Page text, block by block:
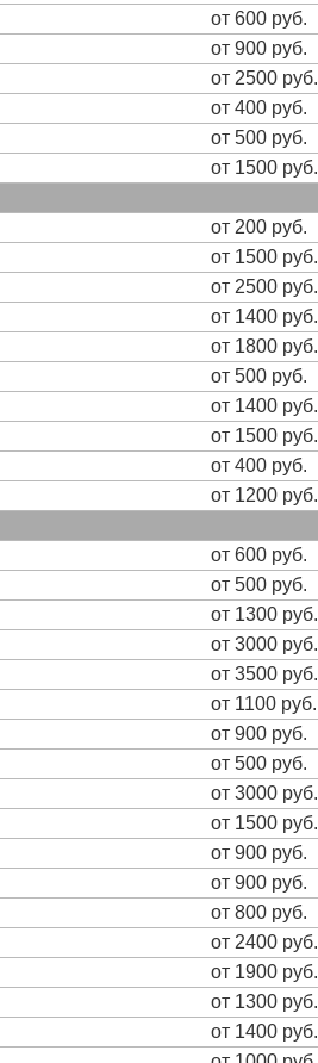
от 600 руб.
от 900 руб.
от 2500 руб.
от 400 руб.
от 500 руб.
от 1500 руб.
от 200 руб.
от 1500 руб.
от 2500 руб.
от 1400 руб.
от 1800 руб.
от 500 руб.
от 1400 руб.
от 1500 руб.
от 400 руб.
от 1200 руб.
от 600 руб.
от 500 руб.
от 1300 руб.
от 3000 руб.
от 3500 руб.
от 1100 руб.
от 900 руб.
от 500 руб.
от 3000 руб.
от 1500 руб.
от 900 руб.
от 900 руб.
от 800 руб.
от 2400 руб.
от 1900 руб.
от 1300 руб.
от 1400 руб.